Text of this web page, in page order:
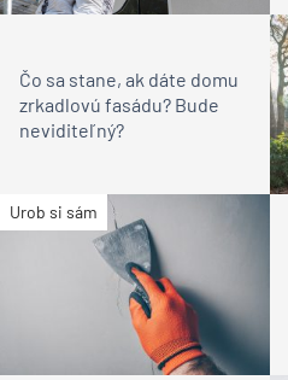
Čo sa stane, ak dáte domu
zrkadlovú fasádu? Bude
neviditeľný?
Urob si sám